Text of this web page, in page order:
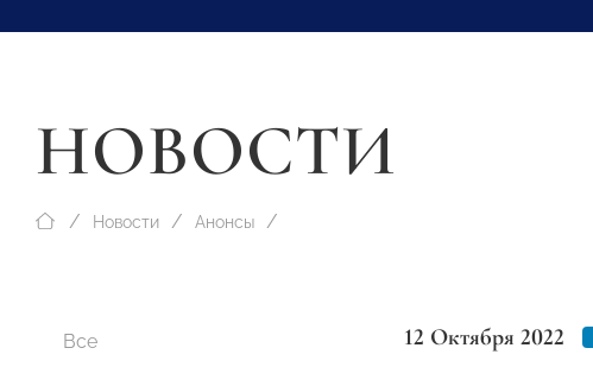
НОВОСТИ
Новости Анонсы
Все
12 Октября 2022